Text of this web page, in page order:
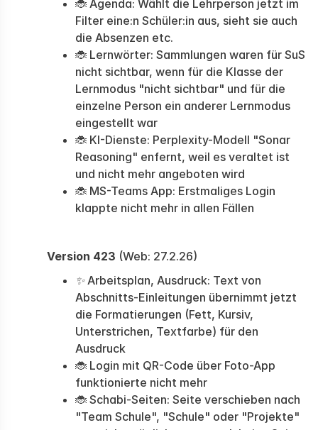
🐞 Agenda: Wählt die Lehrperson jetzt im
Filter eine:n Schüler:in aus, sieht sie auch
die Absenzen etc.
🐞 Lernwörter: Sammlungen waren für SuS
nicht sichtbar, wenn für die Klasse der
Lernmodus "nicht sichtbar" und für die
einzelne Person ein anderer Lernmodus
eingestellt war
🐞 KI-Dienste: Perplexity-Modell "Sonar
Reasoning" enfernt, weil es veraltet ist
und nicht mehr angeboten wird
🐞 MS-Teams App: Erstmaliges Login
klappte nicht mehr in allen Fällen
Version 423 (Web: 27.2.26)
✨Arbeitsplan, Ausdruck: Text von
Abschnitts-Einleitungen übernimmt jetzt
die Formatierungen (Fett, Kursiv,
Unterstrichen, Textfarbe) für den
Ausdruck
🐞 Login mit QR-Code über Foto-App
funktionierte nicht mehr
🐞 Schabi-Seiten: Seite verschieben nach
"Team Schule", "Schule" oder "Projekte"